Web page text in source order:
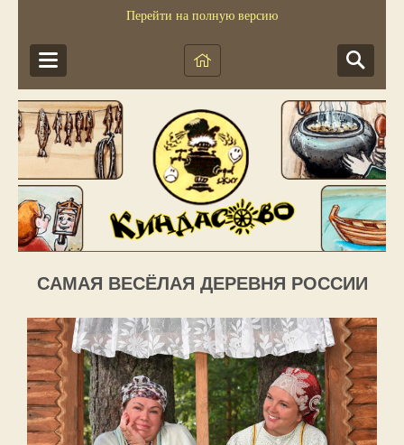
Перейти на полную версию
САМАЯ ВЕСЁЛАЯ ДЕРЕВНЯ РОССИИ